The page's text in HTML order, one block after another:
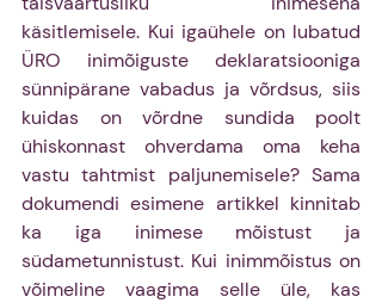
käsitlemisele. Kui igaühele on lubatud
ÜRO inimõiguste deklaratsiooniga
sünnipärane vabadus ja võrdsus, siis
kuidas on võrdne sundida poolt
ühiskonnast ohverdama oma keha
vastu tahtmist paljunemisele? Sama
dokumendi esimene artikkel kinnitab
ka iga inimese mõistust ja
südametunnistust. Kui inimmõistus on
võimeline vaagima selle üle, kas